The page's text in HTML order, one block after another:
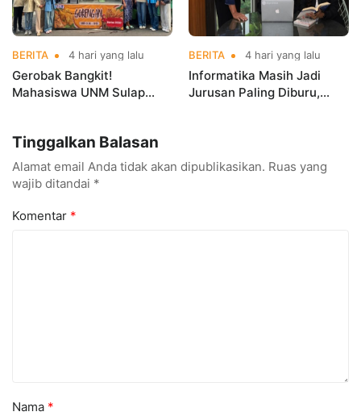
BERITA 4 hari yang lalu
Gerobak Bangkit!
Mahasiswa UNM Sulap
BERITA 4 hari yang lalu
Informatika Masih Jadi
Jurusan Paling Diburu,
Tinggalkan Balasan
Alamat email Anda tidak akan dipublikasikan. Ruas yang
wajib ditandai *
Komentar *
Nama *